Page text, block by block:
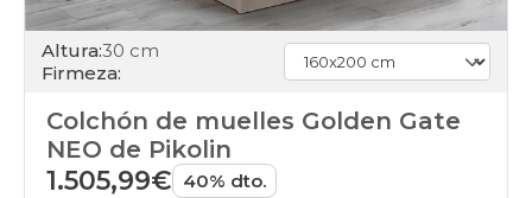
Altura:30 cm
Firmeza:
Colchón de muelles Golden Gate
NEO de Pikolin
1.505,99€ 40% dto.